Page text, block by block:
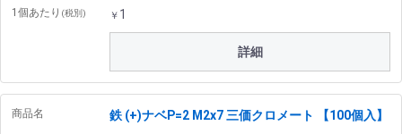
1個あたり (税別) ￥ 1
詳細
商品名 鉄 (+)ナベP=2 M2x7 三価クロメート 【100個入】